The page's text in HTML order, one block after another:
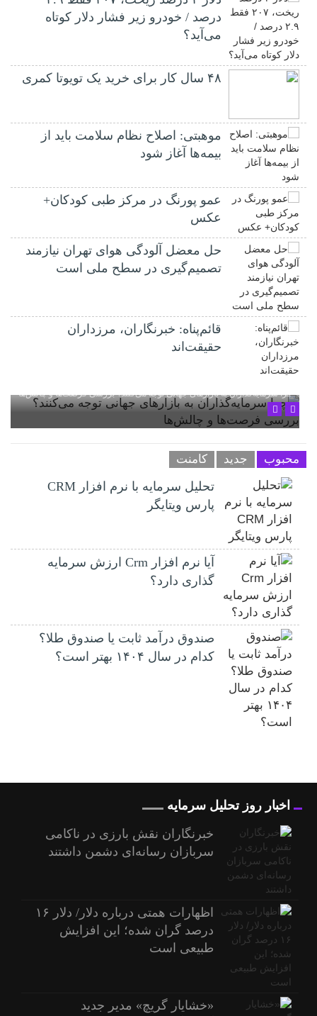
درصد / خودرو زیر فشار دلار کوتاه
می‌آید؟
۴۸ سال کار برای خرید یک تویوتا کمری
موهبتی: اصلاح نظام سلامت باید از
بیمه‌ها آغاز شود
عمو پورنگ در مرکز طبی کودکان+
عکس
حل معضل آلودگی هوای تهران نیازمند
تصمیم‌گیری در سطح ملی است
قائم‌پناه: ‏خبرنگاران، مرزداران
حقیقت‌اند
چرا سرمایه‌گذاران به بازارهای جهانی توجه می‌کنند؟ بررسی فرصت‌ها و چالش‌ها
محبوب جدید کامنت
تحلیل سرمایه با نرم افزار CRM
پارس ویتایگر
آیا نرم افزار Crm ارزش سرمایه
گذاری دارد؟
صندوق درآمد ثابت یا صندوق طلا؟
کدام در سال ۱۴۰۴ بهتر است؟
اخبار روز تحلیل سرمایه
خبرنگاران نقش بارزی در ناکامی
سربازان رسانه‌ای دشمن داشتند
اظهارات همتی درباره دلار/ دلار ۱۶
درصد گران شده؛ این افزایش
طبیعی است
«خشایار گریچ» مدیر جدید